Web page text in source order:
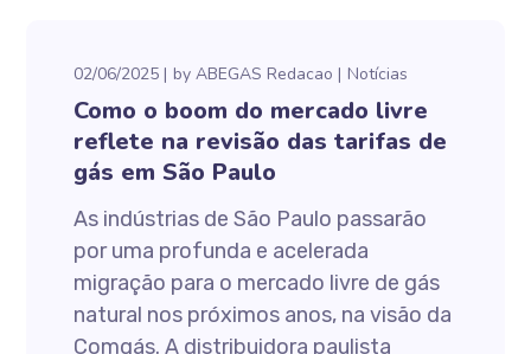
02/06/2025 byABEGAS Redacao Notícias
Como o boom do mercado livre
reflete na revisão das tarifas de
gás em São Paulo
As indústrias de São Paulo passarão
por uma profunda e acelerada
migração para o mercado livre de gás
natural nos próximos anos, na visão da
Comgás. A distribuidora paulista